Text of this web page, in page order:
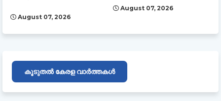
August 07, 2026
August 07, 2026
കൂടുതൽ കേരള വാർത്തകൾ